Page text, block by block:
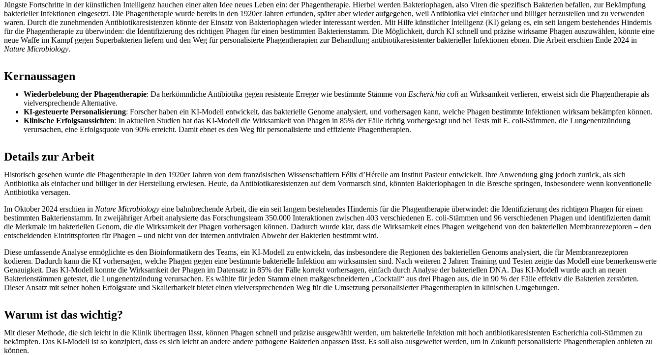
Jüngste Fortschritte in der künstlichen Intelligenz hauchen einer alten Idee neues Leben ein: der Phagentherapie. Hierbei werden Bakteriophagen, also Viren die spezifisch Bakterien befallen, zur Bekämpfung
bakterieller Infektionen eingesetzt. Die Phagentherapie wurde bereits in den 1920er Jahren erfunden, später aber wieder aufgegeben, weil Antibiotika viel einfacher und billiger herzustellen und zu verwenden
waren. Durch die zunehmenden Antibiotikaresistenzen könnte der Einsatz von Bakteriophagen wieder interessant werden. Mit Hilfe künstlicher Intelligenz (KI) gelang es, ein seit langem bestehendes Hindernis
für die Phagentherapie zu überwinden: die Identifizierung des richtigen Phagen für einen bestimmten Bakterienstamm. Die Möglichkeit, durch KI schnell und präzise wirksame Phagen auszuwählen, könnte eine
neue Waffe im Kampf gegen Superbakterien liefern und den Weg für personalisierte Phagentherapien zur Behandlung antibiotikaresistenter bakterieller Infektionen ebnen. Die Arbeit erschien Ende 2024 in
Nature Microbiology.
Kernaussagen
Wiederbelebung der Phagentherapie: Da herkömmliche Antibiotika gegen resistente Erreger wie bestimmte Stämme von Escherichia coli an Wirksamkeit verlieren, erweist sich die Phagentherapie als
vielversprechende Alternative.
KI-gesteuerte Personalisierung: Forscher haben ein KI-Modell entwickelt, das bakterielle Genome analysiert, und vorhersagen kann, welche Phagen bestimmte Infektionen wirksam bekämpfen können.
Klinische Erfolgsaussichten: In aktuellen Studien hat das KI-Modell die Wirksamkeit von Phagen in 85% der Fälle richtig vorhergesagt und bei Tests mit E. coli-Stämmen, die Lungenentzündung
verursachen, eine Erfolgsquote von 90% erreicht. Damit ebnet es den Weg für personalisierte und effiziente Phagentherapien.
Details zur Arbeit
Historisch gesehen wurde die Phagentherapie in den 1920er Jahren von dem französischen Wissenschaftlern Félix d’Hérelle am Institut Pasteur entwickelt. Ihre Anwendung ging jedoch zurück, als sich
Antibiotika als einfacher und billiger in der Herstellung erwiesen. Heute, da Antibiotikaresistenzen auf dem Vormarsch sind, könnten Bakteriophagen in die Bresche springen, insbesondere wenn konventionelle
Antibiotika versagen.
Im Oktober 2024 erschien in Nature Microbiology eine bahnbrechende Arbeit, die ein seit langem bestehendes Hindernis für die Phagentherapie überwindet: die Identifizierung des richtigen Phagen für einen
bestimmten Bakterienstamm. In zweijähriger Arbeit analysierte das Forschungsteam 350.000 Interaktionen zwischen 403 verschiedenen E. coli-Stämmen und 96 verschiedenen Phagen und identifizierten damit
die Merkmale im bakteriellen Genom, die die Wirksamkeit der Phagen vorhersagen können. Dadurch wurde klar, dass die Wirksamkeit eines Phagen weitgehend von den bakteriellen Membranrezeptoren – den
entscheidenden Eintrittspforten für Phagen – und nicht von der internen antiviralen Abwehr der Bakterien bestimmt wird.
Diese umfassende Analyse ermöglichte es den Bioinformatikern des Teams, ein KI-Modell zu entwickeln, das insbesondere die Regionen des bakteriellen Genoms analysiert, die für Membranrezeptoren
kodieren. Dadurch kann die KI vorhersagen, welche Phagen gegen eine bestimmte bakterielle Infektion am wirksamsten sind. Nach weiteren 2 Jahren Training und Testen zeigte das Modell eine bemerkenswerte
Genauigkeit. Das KI-Modell konnte die Wirksamkeit der Phagen im Datensatz in 85% der Fälle korrekt vorhersagen, einfach durch Analyse der bakteriellen DNA. Das KI-Modell wurde auch an neuen
Bakterienstämmen getestet, die Lungenentzündung verursachen. Es wählte für jeden Stamm einen maßgeschneiderten „Cocktail“ aus drei Phagen aus, die in 90 % der Fälle effektiv die Bakterien zerstörten.
Dieser Ansatz mit seiner hohen Erfolgsrate und Skalierbarkeit bietet einen vielversprechenden Weg für die Umsetzung personalisierter Phagentherapien in klinischen Umgebungen.
Warum ist das wichtig?
Mit dieser Methode, die sich leicht in die Klinik übertragen lässt, können Phagen schnell und präzise ausgewählt werden, um bakterielle Infektion mit hoch antibiotikaresistenten Escherichia coli-Stämmen zu
bekämpfen. Das KI-Modell ist so konzipiert, dass es sich leicht an andere andere pathogene Bakterien anpassen lässt. Es soll also ausgeweitet werden, um in Zukunft personalisierte Phagentherapien anbieten zu
können.